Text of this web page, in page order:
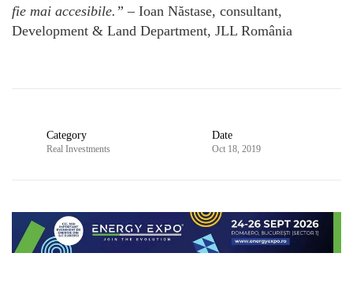
fie mai accesibile.” – Ioan Năstase, consultant,
Development & Land Department, JLL România
Category
Real Investments
Date
Oct 18, 2019